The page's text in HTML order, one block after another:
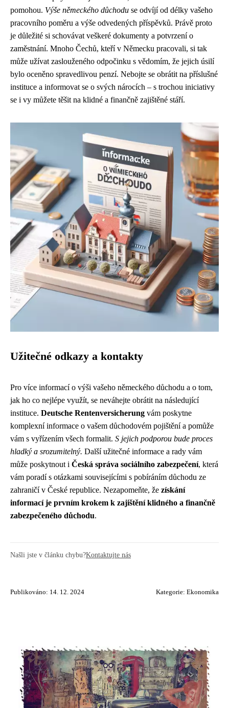
pomohou. Výše německého důchodu se odvíjí od délky vašeho
pracovního poměru a výše odvedených příspěvků. Právě proto
je důležité si schovávat veškeré dokumenty a potvrzení o
zaměstnání. Mnoho Čechů, kteří v Německu pracovali, si tak
může užívat zaslouženého odpočinku s vědomím, že jejich úsilí
bylo oceněno spravedlivou penzí. Nebojte se obrátit na příslušné
instituce a informovat se o svých nárocích – s trochou iniciativy
se i vy můžete těšit na klidné a finančně zajištěné stáří.
Užitečné odkazy a kontakty
Pro více informací o výši vašeho německého důchodu a o tom,
jak ho co nejlépe využít, se neváhejte obrátit na následující
instituce. Deutsche Rentenversicherung vám poskytne
komplexní informace o vašem důchodovém pojištění a pomůže
vám s vyřízením všech formalit. S jejich podporou bude proces
hladký a srozumitelný. Další užitečné informace a rady vám
může poskytnout i Česká správa sociálního zabezpečení, která
vám poradí s otázkami souvisejícími s pobíráním důchodu ze
zahraničí v České republice. Nezapomeňte, že získání
informací je prvním krokem k zajištění klidného a finančně
zabezpečeného důchodu.
Našli jste v článku chybu?Kontaktujte nás
Publikováno: 14. 12. 2024 Kategorie: Ekonomika